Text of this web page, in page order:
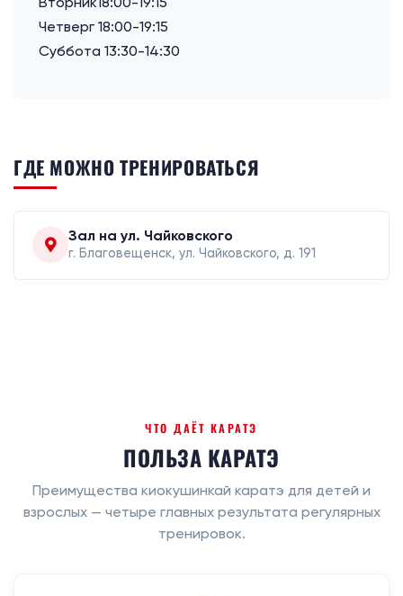
Четверг 18:00-19:15
Суббота 13:30-14:30
ГДЕ МОЖНО ТРЕНИРОВАТЬСЯ
Зал на ул. Чайковского
г. Благовещенск, ул. Чайковского, д. 191
ЧТО ДАЁТ КАРАТЭ
ПОЛЬЗА КАРАТЭ
Преимущества киокушинкай каратэ для детей и
взрослых — четыре главных результата регулярных
тренировок.